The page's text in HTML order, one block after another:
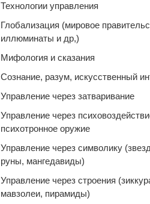
Технологии управления
Глобализация (мировое
иллюминаты и др,)
Мифология и сказания
Сознание, разум, искусственный
Управление через затваривание
Управление через
психотронное оружие
Управление через символику
руны, мангедавиды)
Управление через строения
мавзолеи, пирамиды)